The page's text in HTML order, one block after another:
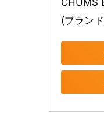
CHUMS
(ブラン